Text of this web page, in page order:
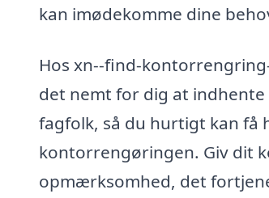
kan imødekomme dine
Hos xn--find-
det nemt for dig at
fagfolk, så du hurtigt kan få
kontorrengøringen. Giv dit
opmærksomhed, det